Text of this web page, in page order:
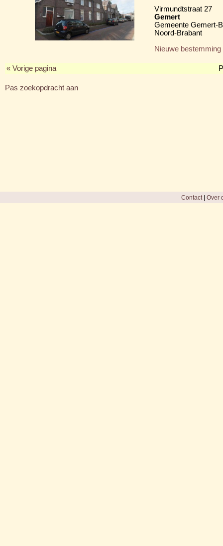
Virmundtstraat 27
Gemert
Gemeente Gemert-
Noord-Brabant
Nieuwe bestemming
« Vorige pagina
Pas zoekopdracht aan
Contact| Over